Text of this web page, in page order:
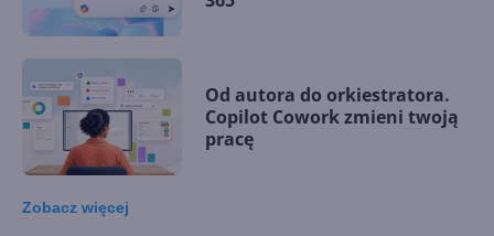
Od autora do orkiestratora.
Copilot Cowork zmieni twoją
pracę
Zobacz więcej